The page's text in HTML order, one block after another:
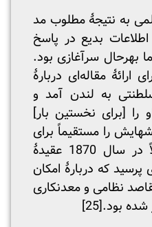
به نتیجۀ مطلوب مد
بدیع در پاسخ
بهرحال سرآغازی بود.
برای ارائۀ مقاله‌ای دربارۀ
به لندن آمد و
[برای نخستین بار]
را مستقیماً برای
خود وی می‌فرستاد؛ مثلاً در سال 1870 عقیدۀ
پرسید که دربارۀ امکان
نظامی و معدنکاری
بود.[25]